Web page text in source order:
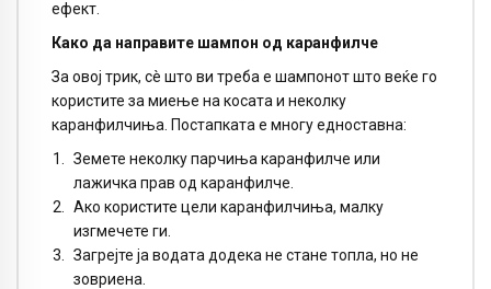
ефект.
Како да направите шампон од каранфилче
За овој трик, сè што ви треба е шампонот што веќе го
користите за миење на косата и неколку
каранфилчиња. Постапката е многу едноставна:
Земете неколку парчиња каранфилче или
лажичка прав од каранфилче.
Ако користите цели каранфилчиња, малку
изгмечете ги.
Загрејте ја водата додека не стане топла, но не
зовриена.